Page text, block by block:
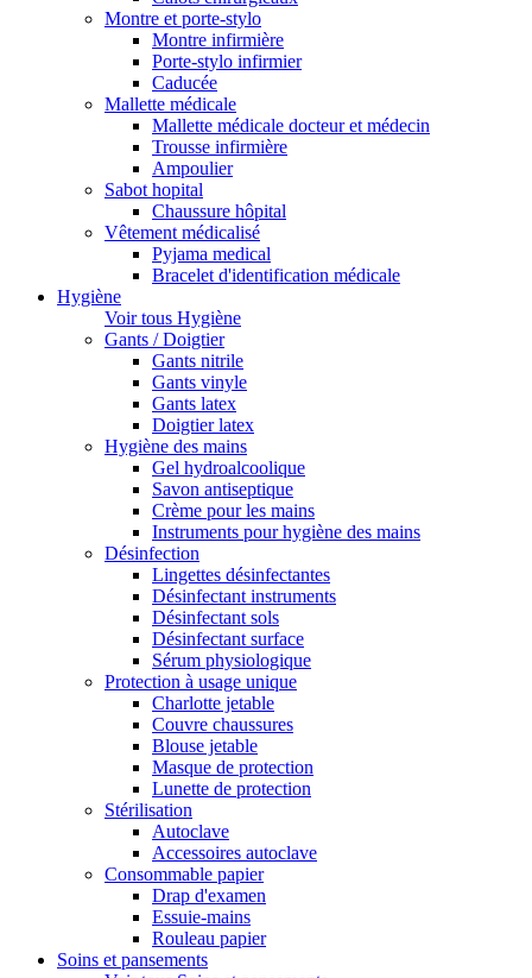
Montre et porte-stylo
Montre infirmière
Porte-stylo infirmier
Caducée
Mallette médicale
Mallette médicale docteur et médecin
Trousse infirmière
Ampoulier
Sabot hopital
Chaussure hôpital
Vêtement médicalisé
Pyjama medical
Bracelet d'identification médicale
Hygiène
Voir tous Hygiène
Gants / Doigtier
Gants nitrile
Gants vinyle
Gants latex
Doigtier latex
Hygiène des mains
Gel hydroalcoolique
Savon antiseptique
Crème pour les mains
Instruments pour hygiène des mains
Désinfection
Lingettes désinfectantes
Désinfectant instruments
Désinfectant sols
Désinfectant surface
Sérum physiologique
Protection à usage unique
Charlotte jetable
Couvre chaussures
Blouse jetable
Masque de protection
Lunette de protection
Stérilisation
Autoclave
Accessoires autoclave
Consommable papier
Drap d'examen
Essuie-mains
Rouleau papier
Soins et pansements